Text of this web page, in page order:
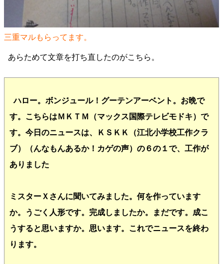
三重マルもらってます。
あらためて文章を打ち直したのがこちら。
ハロー。ボンジュール！グーテンアーベント。お晩で
す。こちらはＭＫＴＭ（マックス国際テレビモドキ）で
す。今日のニュースは、ＫＳＫＫ（江北小学校工作クラ
ブ）（んなもんあるか！カゲの声）の６の１で、工作が
ありました
ミスターＸさんに聞いてみました。何を作っています
か。うごく人形です。完成しましたか。まだです。成こ
うすると思いますか。思います。これでニュースを終わ
ります。